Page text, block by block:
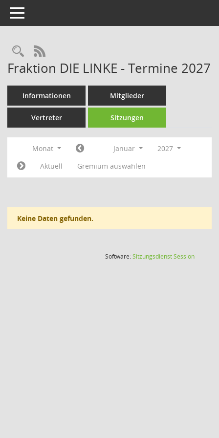
Toggle navigation
Rechercheauswahl
RSS-Feed
Fraktion DIE LINKE - Termine 2027
Informationen Mitglieder
Vertreter Sitzungen
Monat Januar
2027
Aktuell
Gremium auswählen
Keine Daten gefunden.
Software:SitzungsdienstSession(Wird in